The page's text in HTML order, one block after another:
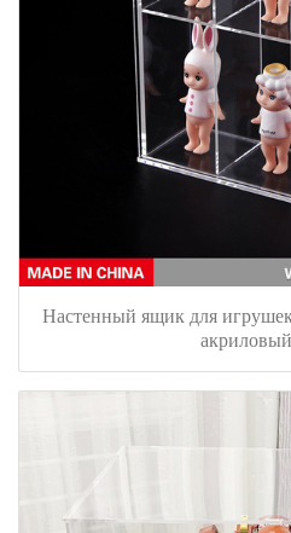
Настенный ящик для